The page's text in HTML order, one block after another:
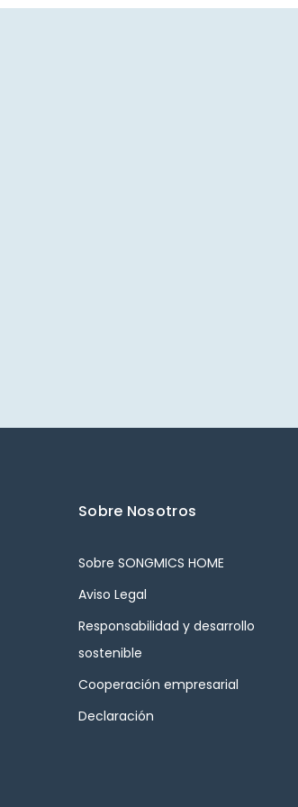
Sobre Nosotros
Sobre SONGMICS HOME
Aviso Legal
Responsabilidad y desarrollo
sostenible
Cooperación empresarial
Declaración